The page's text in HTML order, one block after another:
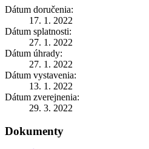
Dátum doručenia:
17. 1. 2022
Dátum splatnosti:
27. 1. 2022
Dátum úhrady:
27. 1. 2022
Dátum vystavenia:
13. 1. 2022
Dátum zverejnenia:
29. 3. 2022
Dokumenty